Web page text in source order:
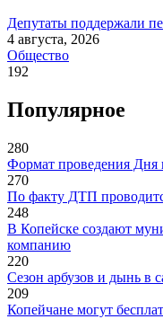
Депутаты поддержали
4 августа, 2026
Общество
192
Популярное
280
Формат проведения Дня
270
По факту ДТП
248
В Копейске создают
компанию
220
Сезон арбузов и дынь в
209
Копейчане могут